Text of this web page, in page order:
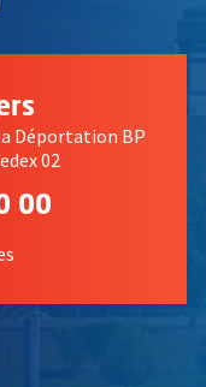
Déportation BP
02
00